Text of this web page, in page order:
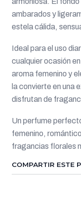
ambarados y
estela cálida,
Ideal para el uso
cualquier ocasión
aroma femenino y
la convierte en una
disfrutan de
Un perfume
femenino,
fragancias florales
COMPARTIR ESTE